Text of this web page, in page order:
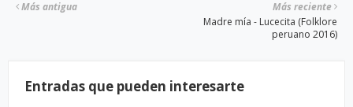
Más reciente
Madre mía - Lucecita (Folklore
peruano 2016)
Más antigua
Entradas que pueden interesarte